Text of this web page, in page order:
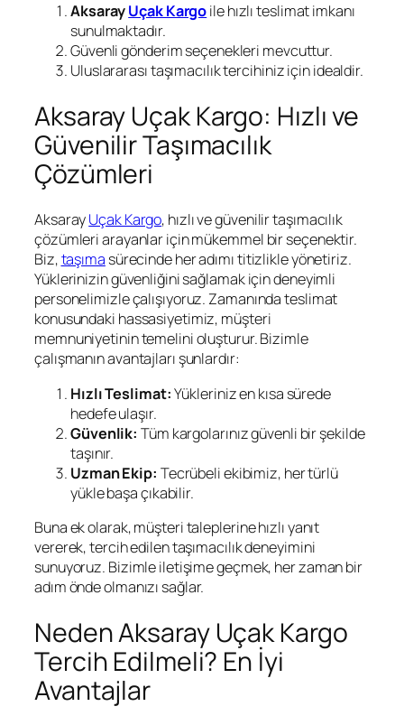
AksarayUçak Kargoile hızlı teslimat imkanı
sunulmaktadır.
Güvenli gönderim seçenekleri mevcuttur.
Uluslararası taşımacılık tercihiniz için idealdir.
Aksaray Uçak Kargo: Hızlı ve
Güvenilir Taşımacılık
Çözümleri
AksarayUçak Kargo, hızlı ve güvenilir taşımacılık
çözümleri arayanlar için mükemmel bir seçenektir.
Biz,taşıma sürecinde her adımı titizlikle yönetiriz.
Yüklerinizin güvenliğini sağlamak için deneyimli
personelimizle çalışıyoruz. Zamanında teslimat
konusundaki hassasiyetimiz, müşteri
memnuniyetinin temelini oluşturur. Bizimle
çalışmanın avantajları şunlardır:
Hızlı Teslimat:Yükleriniz en kısa sürede
hedefe ulaşır.
Güvenlik: Tüm kargolarınız güvenli bir şekilde
taşınır.
Uzman Ekip: Tecrübeli ekibimiz, her türlü
yükle başa çıkabilir.
Buna ek olarak, müşteri taleplerine hızlı yanıt
vererek, tercih edilen taşımacılık deneyimini
sunuyoruz. Bizimle iletişime geçmek, her zaman bir
adım önde olmanızı sağlar.
Neden Aksaray Uçak Kargo
Tercih Edilmeli? En İyi
Avantajlar